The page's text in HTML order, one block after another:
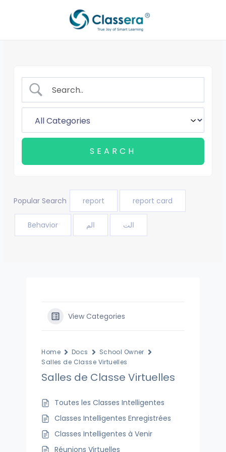
Popular Search report report card
Behavior الم الت
View Categories
Home Docs
School Owner
Salles de Classe Virtuelles
Salles de Classe Virtuelles
Toutes les Classes Intelligentes
Classes Intelligentes Enregistrées
Classes Intelligentes à Venir
Réunions Virtuelles